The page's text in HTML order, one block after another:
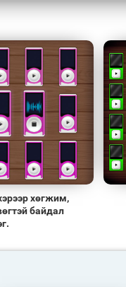
хөгжим,
байдал